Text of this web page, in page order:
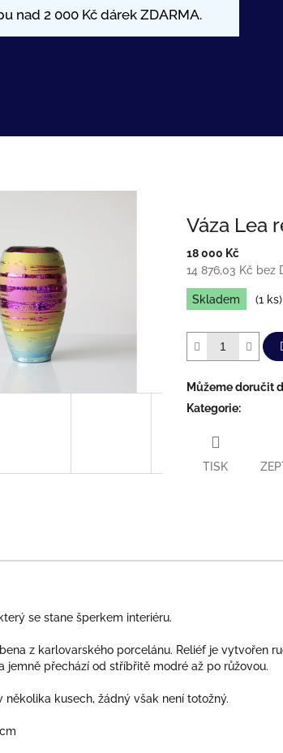
Váza Lea
18 000 Kč
14 876,03 Kč bez
Měrná
cena:
Skladem (1 ks)
Můžeme doručit
Kategorie:
TISK
se stane šperkem interiéru.
z karlovarského porcelánu. Reliéf je vytvořen
jemně přechází od stříbřitě modré až po růžovou.
několika kusech, žádný však není totožný.